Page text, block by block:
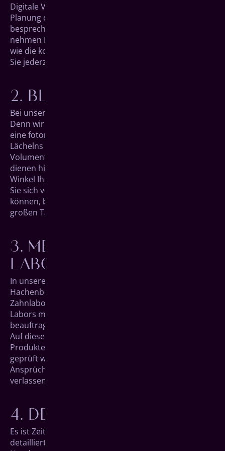
Digitale Volumentomographie (DVT) bei der präzisen
Planung des späteren Eingriffs. Außerdem
besprechen wir mit Ihnen mögliche Wünsche,
nehmen Ihnen Ihre Sorgen und legen im Detail fest,
wie die kommenden Schritte aussehen werden, damit
Sie jederzeit wissen, was auf Sie zukommt.
BLICK IN DIE ZUKUNFT
Bei unserem zweiten Gespräch wird es aufregend.
Denn wir können Ihnen in einer digitalen Vorschau
eine foto­realistische Darstellung Ihres neuen
Lächelns präsen­tieren. Die Aufnahmen der Digitalen
Volumentomographie (DVT) aus unserem Erst­termin
dienen hierfür als Basis, an der wir im Detail jeden
Winkel Ihrer neuen Zähne betrachten können. Haben
Sie sich von der zukünftigen Optik überzeugen
können, bereiten wir im Anschluss alles für den
großen Tag der Behandlung vor.
MEISTERHAFTE
LABORARBEIT
In unseren Räumlich­keiten in der Nähe von
Hachenburg befindet sich auch gleich unser eigenes
Zahn­labor. Wo die meisten Zahnarzt­praxen externe
Labors mit der Anfertigung des Zahn­ersatzes
beauftragen, gehen wir einfach ins Nachbar­zimmer.
Auf diese Weise können Fragen schnell geklärt,
Produkte schnell angefertigt und die Qualität schnell
geprüft werden. So können Sie sich auf höchste
Ansprüche hinsichtlich Material und Präzision
verlassen.
DER GROSSE TAG
Es ist Zeit für Ihr neues Ich. An diesem Tag kommen
detaillierte Planung, präzise Fertigung und echtes